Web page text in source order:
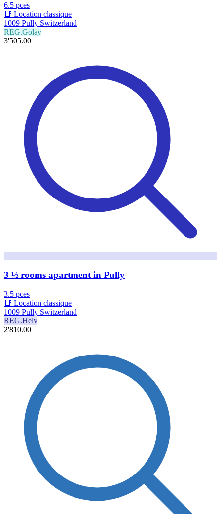
6.5 pces
📑 Location classique
1009 Pully Switzerland
REG.Golay
3'505.00
3 ½ rooms apartment in Pully
3.5 pces
📑 Location classique
1009 Pully Switzerland
REG.Helv
2'810.00